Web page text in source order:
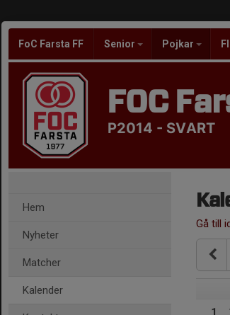
FoC Farsta FF Senior Pojkar
FOC
P2014 - SVART
Hem
Nyheter
Matcher
Kalender
Gå till
1